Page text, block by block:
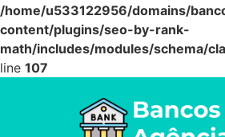
/home/u533122956/domains/
content/plugins/seo-by-rank-
math/includes/modules/schema/
line 107